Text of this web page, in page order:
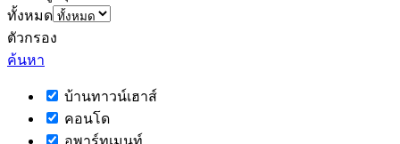
ทั้งหมด
ตัวกรอง
ค้นหา
บ้านทาวน์เฮาส์
คอนโด
อพาร์ทเมนท์